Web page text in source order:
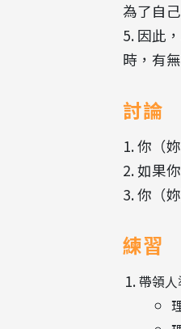
為了自
5. 因此
時，有
討論
1. 你（
2. 如果
3. 你（
練習
帶領